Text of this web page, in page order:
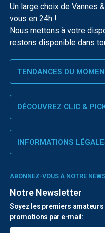
Un large choix de Vannes
vous en 24h !
Nous mettons à votre
restons disponible dans
TENDANCES DU
DÉCOUVREZ CLIC &
INFORMATIONS
ABONNEZ-VOUS À NOTRE
Notre Newsletter
Soyez les premiers
promotions par e-mail: